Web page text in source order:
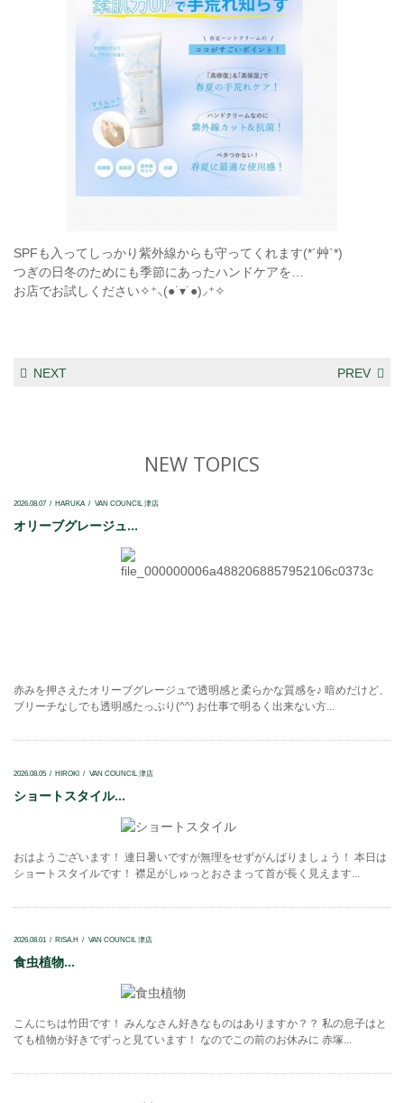
SPFも入ってしっかり紫外線からも守ってくれます(*´艸`*)
つぎの日冬のためにも季節にあったハンドケアを…
お店でお試しください✧⁺⸜(●˙▾˙●)⸝⁺✧
NEXT PREV
NEW TOPICS
2026.08.07 HARUKA VAN COUNCIL 津店
オリーブグレージュ...
赤みを押さえたオリーブグレージュで透明感と柔らかな質感を♪ 暗めだけど、
ブリーチなしでも透明感たっぷり(^^) お仕事で明るく出来ない方...
2026.08.05 HIROKI VAN COUNCIL 津店
ショートスタイル...
おはようございます！ 連日暑いですが無理をせずがんばりましょう！ 本日は
ショートスタイルです！ 襟足がしゅっとおさまって首が長く見えます...
2026.08.01 RISA.H VAN COUNCIL 津店
食虫植物...
こんにちは竹田です！ みんなさん好きなものはありますか？？ 私の息子はと
ても植物が好きでずっと見ています！ なのでこの前のお休みに 赤塚...